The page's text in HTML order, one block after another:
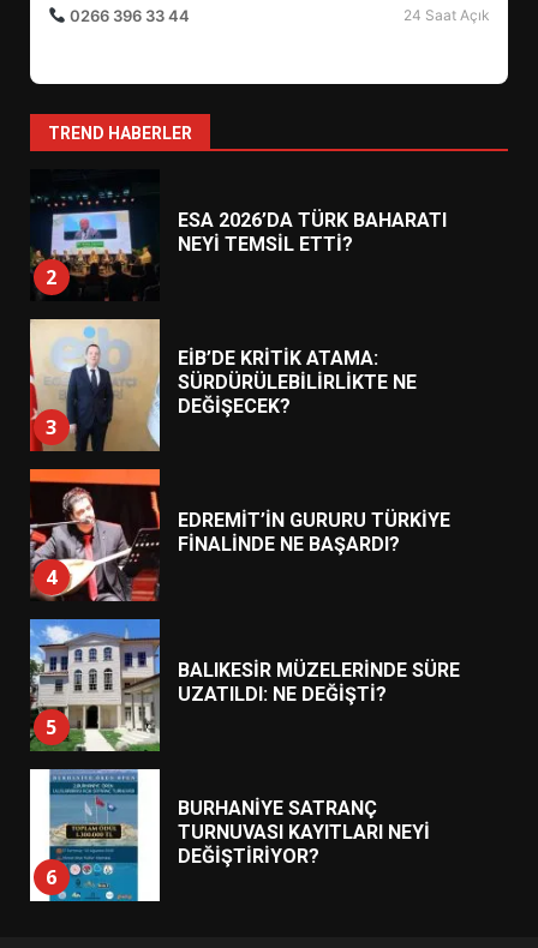
0266 396 33 44
24 Saat Açık
TREND HABERLER
1
HAREKETE GEÇİYOR: GÖZLER
2
ESA 2026’DA TÜRK BAHARATI
NEYİ TEMSİL ETTİ?
3
EİB’DE KRİTİK ATAMA:
SÜRDÜRÜLEBİLİRLİKTE NE
DEĞİŞECEK?
4
EDREMİT’İN GURURU TÜRKİYE
FİNALİNDE NE BAŞARDI?
5
BALIKESİR MÜZELERİNDE SÜRE
UZATILDI: NE DEĞİŞTİ?
6
BURHANİYE SATRANÇ
TURNUVASI KAYITLARI NEYİ
DEĞİŞTİRİYOR?